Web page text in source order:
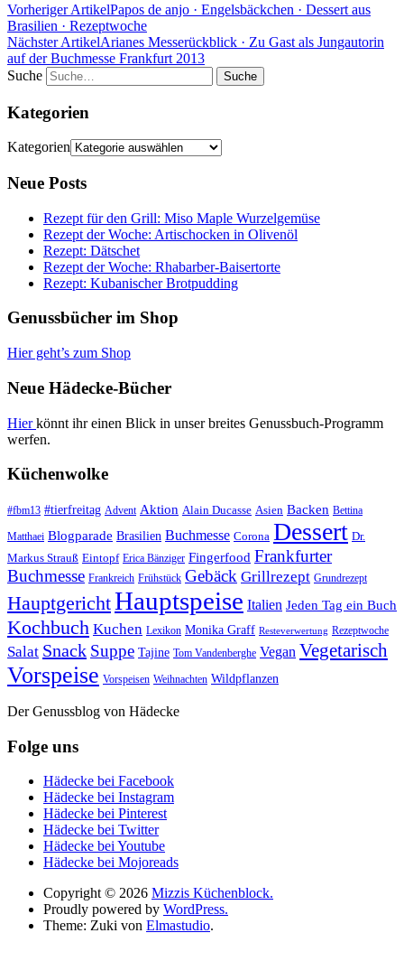
Vorheriger ArtikelPapos de anjo · Engelsbäckchen · Dessert aus
Brasilien · Rezeptwoche
Nächster ArtikelArianes Messerückblick · Zu Gast als Jungautorin
auf der Buchmesse Frankfurt 2013
Suche
Kategorien
Kategorien
Neue Posts
Rezept für den Grill: Miso Maple Wurzelgemüse
Rezept der Woche: Artischocken in Olivenöl
Rezept: Dätschet
Rezept der Woche: Rhabarber-Baisertorte
Rezept: Kubanischer Brotpudding
Genussbücher im Shop
Hier geht’s zum Shop
Neue Hädecke-Bücher
Hierkönnt ihr einen Blick in unser breites Genussbuch-Programm
werfen.
Küchenwolke
#fbm13 #tierfreitag Advent Aktion Alain Ducasse Asien Backen Bettina
Matthaei Blogparade Brasilien Buchmesse Corona Dessert Dr.
Markus Strauß Eintopf Erica Bänziger Fingerfood Frankfurter
Buchmesse Frankreich Frühstück Gebäck Grillrezept Grundrezept
HauptgerichtHauptspeise Italien Jeden Tag ein Buch
Kochbuch Kuchen Lexikon Monika Graff Resteverwertung Rezeptwoche
Salat Snack Suppe Tajine Tom Vandenberghe Vegan Vegetarisch
Vorspeise Vorspeisen Weihnachten Wildpflanzen
Der Genussblog von Hädecke
Folge uns
Hädecke bei Facebook
Hädecke bei Instagram
Hädecke bei Pinterest
Hädecke bei Twitter
Hädecke bei Youtube
Hädecke bei Mojoreads
Copyright © 2026 Mizzis Küchenblock.
Proudly powered by WordPress.
Theme: Zuki von Elmastudio.